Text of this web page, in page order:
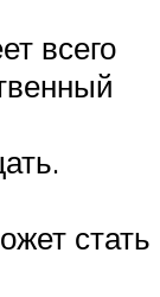
всего
стать